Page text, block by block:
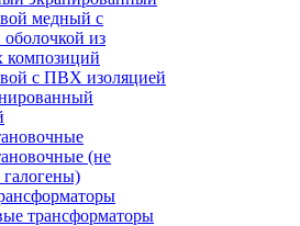
медный с
из
композиций
с ПВХ изоляцией
(не
трансформаторы